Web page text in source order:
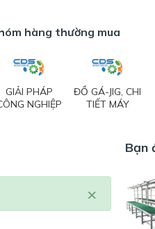
hàng thường mua
GIẢI PHÁP
NGHIỆP
ĐỒ GÁ-JIG, CHI
TIẾT MÁY
×
Bạn